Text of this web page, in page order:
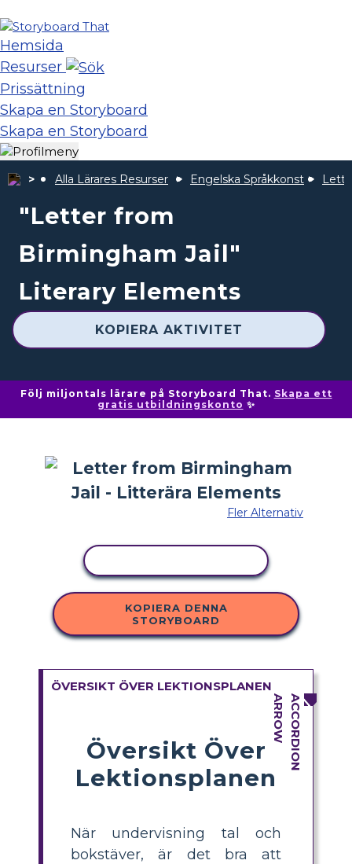
Hemsida
Resurser
Prissättning
Skapa en Storyboard
Skapa en Storyboard
Alla Lärares Resurser Engelska Språkkonst
"Letter from
Birmingham Jail"
Literary Elements
KOPIERA AKTIVITET
Följ miljontals lärare på Storyboard That. Skapa ett
gratis utbildningskonto ✨
Fler Alternativ
KOPIERA DENNA
STORYBOARD
ÖVERSIKT ÖVER LEKTIONSPLANEN
Översikt Över
Lektionsplanen
När undervisning tal och
bokstäver, är det bra att